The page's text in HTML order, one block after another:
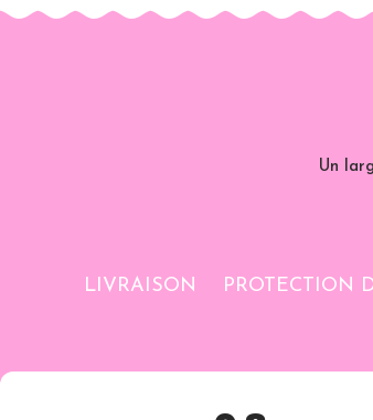
Un
LIVRAISON PROTECTION